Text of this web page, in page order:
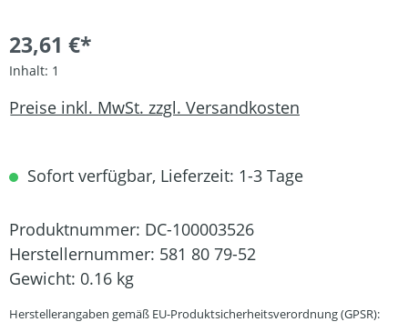
23,61 €*
Inhalt: 1
Preise inkl. MwSt. zzgl. Versandkosten
Sofort verfügbar, Lieferzeit: 1-3 Tage
Produktnummer: DC-100003526
Herstellernummer: 581 80 79-52
Gewicht: 0.16 kg
Herstellerangaben gemäß EU-Produktsicherheitsverordnung (GPSR):